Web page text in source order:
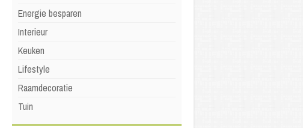
Energie besparen
Interieur
Keuken
Lifestyle
Raamdecoratie
Tuin